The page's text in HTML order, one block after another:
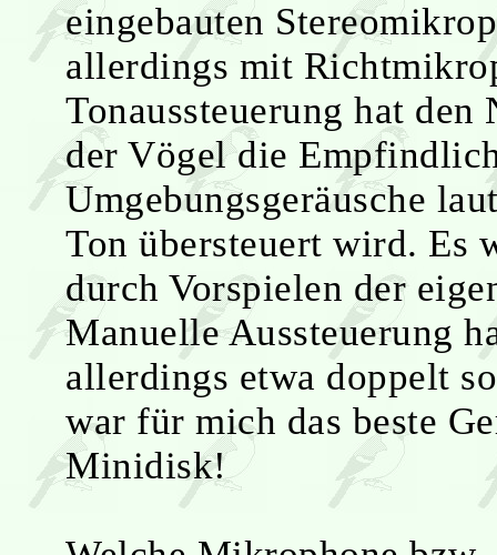
eingebauten
allerdings mit
Tonaussteuerung hat den
der Vögel die
Umgebungsgeräusche
Ton übersteuert wird. Es
durch Vorspielen der
Manuelle Aussteuerung
allerdings etwa doppelt
war für mich das beste
Minidisk!